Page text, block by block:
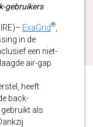
gebruikers
ExaGrid®
in de
een niet-
air-gap
heeft
back-
als